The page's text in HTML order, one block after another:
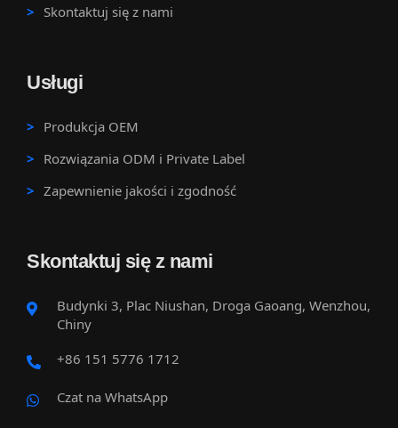
Skontaktuj się z nami
Usługi
Produkcja OEM
Rozwiązania ODM i Private Label
Zapewnienie jakości i zgodność
Skontaktuj się z nami
Budynki 3, Plac Niushan, Droga Gaoang, Wenzhou,
Chiny
+86 151 5776 1712
Czat na WhatsApp